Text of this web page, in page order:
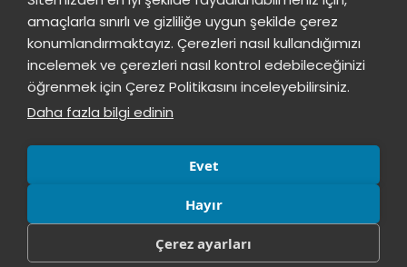
amaçlarla sınırlı ve gizliliğe uygun şekilde çerez
konumlandırmaktayız. Çerezleri nasıl kullandığımızı
incelemek ve çerezleri nasıl kontrol edebileceğinizi
öğrenmek için Çerez Politikasını inceleyebilirsiniz.
Daha fazla bilgi edinin
Evet
Hayır
Çerez ayarları
İSTİNYE
Basın
Kiti
İhaleler İstinye Post Kampüslerimiz
© Tüm hakları saklıdır, İstinye Üniversitesi
çevrimiçi
İstinye Üniversitesi
Merhaba! Size nasıl yardımcı
olabilirim?